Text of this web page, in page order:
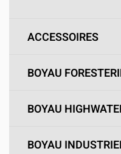
ACCESSOIRES
BOYAU
BOYAU
BOYAU